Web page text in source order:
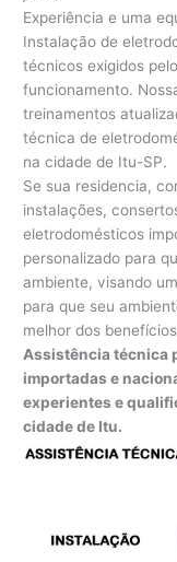
Experiência e uma
Instalação de
técnicos exigidos
funcionamento.
treinamentos
técnica de
na cidade de Itu-SP.
Se sua residencia,
instalações,
eletrodomésticos
personalizado para
ambiente, visando
para que seu
melhor dos
Assistência técnica
importadas e
experientes e
cidade de Itu.